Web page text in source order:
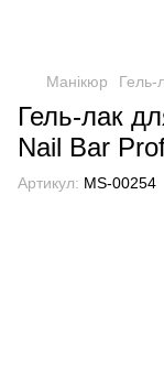
Манікюр Гель-
Гель-лак
Nail Bar
Артикул: MS-00254